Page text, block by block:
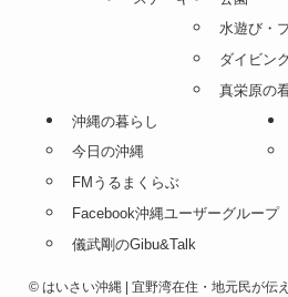
水遊び・
ダイビン
真栄原の
沖縄の暮らし
今日の沖縄
FMうるまくらぶ
Facebook沖縄ユーザーグループ
儀武剛のGibu&Talk
© はいさい沖縄 | 宜野湾在住・地元民が伝